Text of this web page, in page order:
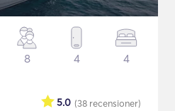
8 4 4
(38 recensioner)
5.0